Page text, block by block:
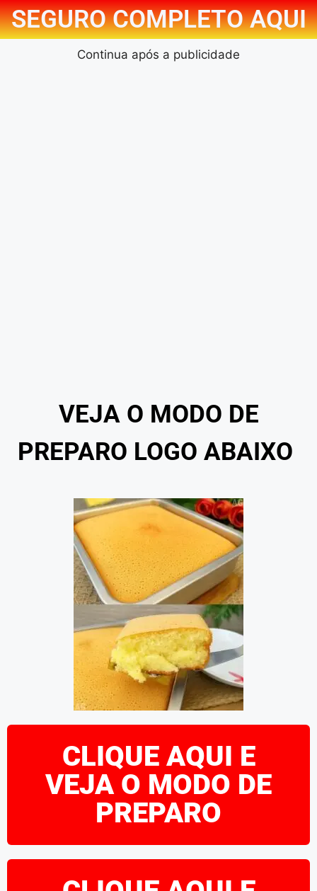
SEGURO COMPLETO AQUI
Continua após a publicidade
VEJA O MODO DE
PREPARO LOGO ABAIXO
CLIQUE AQUI E
VEJA O MODO DE
PREPARO